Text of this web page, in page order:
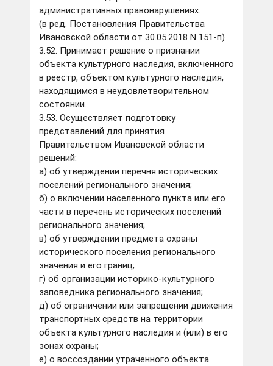
административных правонарушениях.
(в ред. Постановления Правительства
Ивановской области от 30.05.2018 N 151-п)
3.52. Принимает решение о признании
объекта культурного наследия, включенного
в реестр, объектом культурного наследия,
находящимся в неудовлетворительном
состоянии.
3.53. Осуществляет подготовку
представлений для принятия
Правительством Ивановской области
решений:
а) об утверждении перечня исторических
поселений регионального значения;
б) о включении населенного пункта или его
части в перечень исторических поселений
регионального значения;
в) об утверждении предмета охраны
исторического поселения регионального
значения и его границ;
г) об организации историко-культурного
заповедника регионального значения;
д) об ограничении или запрещении движения
транспортных средств на территории
объекта культурного наследия и (или) в его
зонах охраны;
е) о воссоздании утраченного объекта